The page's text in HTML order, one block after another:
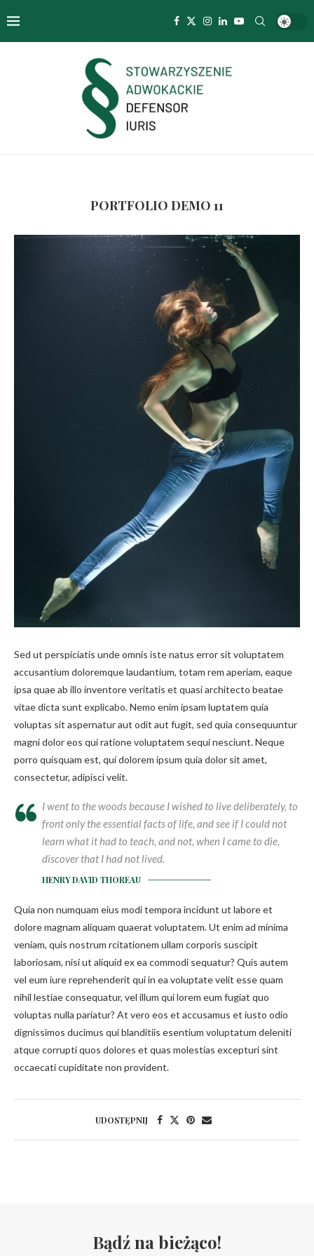
PORTFOLIO DEMO 11
Sed ut perspiciatis unde omnis iste natus error sit voluptatem
accusantium doloremque laudantium, totam rem aperiam, eaque
ipsa quae ab illo inventore veritatis et quasi architecto beatae
vitae dicta sunt explicabo. Nemo enim ipsam luptatem quia
voluptas sit aspernatur aut odit aut fugit, sed quia consequuntur
magni dolor eos qui ratione voluptatem sequi nesciunt. Neque
porro quisquam est, qui dolorem ipsum quia dolor sit amet,
consectetur, adipisci velit.
I went to the woods because I wished to live deliberately, to
front only the essential facts of life, and see if I could not
learn what it had to teach, and not, when I came to die,
discover that I had not lived.
HENRY DAVID THOREAU
Quia non numquam eius modi tempora incidunt ut labore et
dolore magnam aliquam quaerat voluptatem. Ut enim ad minima
veniam, quis nostrum rcitationem ullam corporis suscipit
laboriosam, nisi ut aliquid ex ea commodi sequatur? Quis autem
vel eum iure reprehenderit qui in ea voluptate velit esse quam
nihil lestiae consequatur, vel illum qui lorem eum fugiat quo
voluptas nulla pariatur? At vero eos et accusamus et iusto odio
dignissimos ducimus qui blanditiis esentium voluptatum deleniti
atque corrupti quos dolores et quas molestias excepturi sint
occaecati cupiditate non provident.
UDOSTĘPNIJ
Bądź na bieżąco!